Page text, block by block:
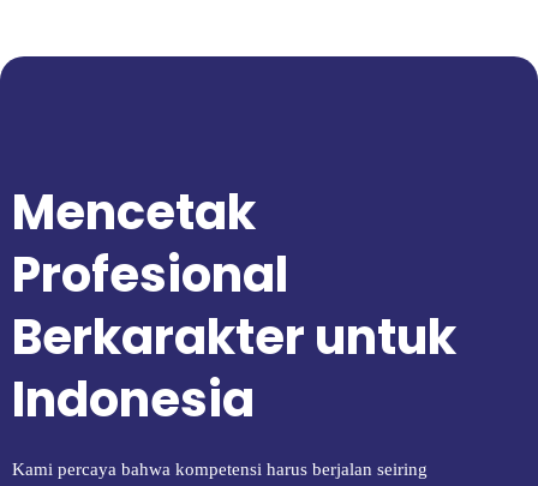
Mencetak
Profesional
Berkarakter untuk
Indonesia
Kami percaya bahwa kompetensi harus berjalan seiring